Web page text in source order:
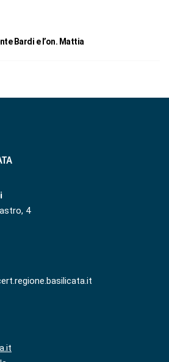
Bardi e l’on. Mattia
4